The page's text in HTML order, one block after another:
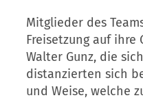
Mitglieder des
Freisetzung auf ihre
Walter Gunz, die
distanzierten sich
und Weise, welche